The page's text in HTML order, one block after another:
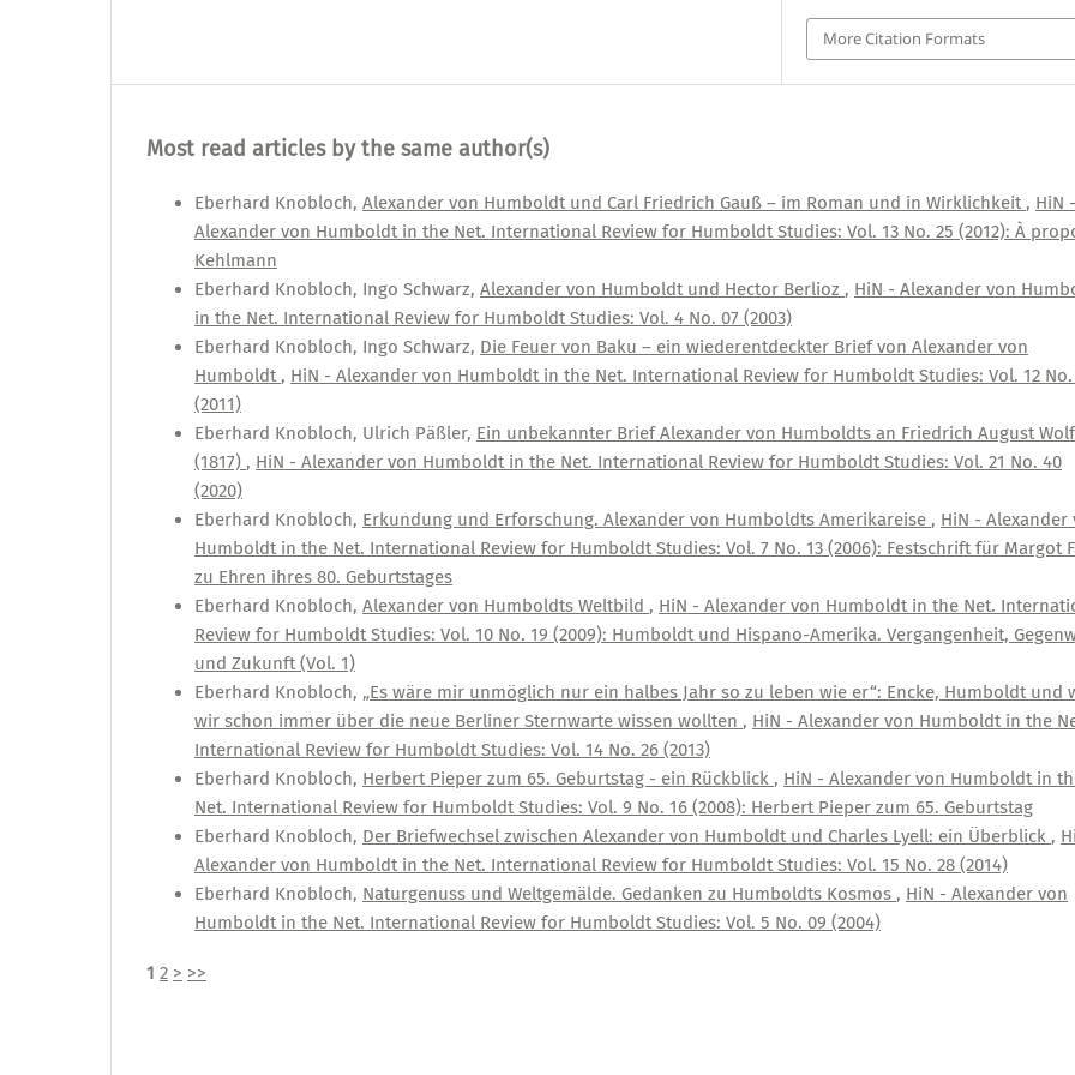
More Citation Formats
Most read articles by the same author(s)
Eberhard Knobloch, Alexander von Humboldt und Carl Friedrich Gauß – im Roman und in Wirklichkeit , HiN -
Alexander von Humboldt in the Net. International Review for Humboldt Studies: Vol. 13 No. 25 (2012): À
Kehlmann
Eberhard Knobloch, Ingo Schwarz, Alexander von Humboldt und Hector Berlioz , HiN - Alexander von
in the Net. International Review for Humboldt Studies: Vol. 4 No. 07 (2003)
Eberhard Knobloch, Ingo Schwarz, Die Feuer von Baku – ein wiederentdeckter Brief von Alexander von
Humboldt , HiN - Alexander von Humboldt in the Net. International Review for Humboldt Studies: Vol. 12 No.
(2011)
Eberhard Knobloch, Ulrich Päßler, Ein unbekannter Brief Alexander von Humboldts an Friedrich August Wolf
(1817) , HiN - Alexander von Humboldt in the Net. International Review for Humboldt Studies: Vol. 21 No. 40
(2020)
Eberhard Knobloch, Erkundung und Erforschung. Alexander von Humboldts Amerikareise , HiN - Alexander
Humboldt in the Net. International Review for Humboldt Studies: Vol. 7 No. 13 (2006): Festschrift für Margot
zu Ehren ihres 80. Geburtstages
Eberhard Knobloch, Alexander von Humboldts Weltbild , HiN - Alexander von Humboldt in the Net.
Review for Humboldt Studies: Vol. 10 No. 19 (2009): Humboldt und Hispano-Amerika. Vergangenheit,
und Zukunft (Vol. 1)
Eberhard Knobloch, „Es wäre mir unmöglich nur ein halbes Jahr so zu leben wie er“: Encke, Humboldt und
wir schon immer über die neue Berliner Sternwarte wissen wollten , HiN - Alexander von Humboldt in the
International Review for Humboldt Studies: Vol. 14 No. 26 (2013)
Eberhard Knobloch, Herbert Pieper zum 65. Geburtstag - ein Rückblick , HiN - Alexander von Humboldt in
Net. International Review for Humboldt Studies: Vol. 9 No. 16 (2008): Herbert Pieper zum 65. Geburtstag
Eberhard Knobloch, Der Briefwechsel zwischen Alexander von Humboldt und Charles Lyell: ein Überblick ,
Alexander von Humboldt in the Net. International Review for Humboldt Studies: Vol. 15 No. 28 (2014)
Eberhard Knobloch, Naturgenuss und Weltgemälde. Gedanken zu Humboldts Kosmos , HiN - Alexander von
Humboldt in the Net. International Review for Humboldt Studies: Vol. 5 No. 09 (2004)
1 2 > >>